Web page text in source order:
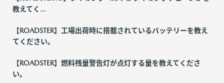
教えてく...
【ROADSTER】工場出荷時に搭載されているバッテリーを教え
てください。
【ROADSTER】燃料残量警告灯が点灯する量を教えてくださ
い。